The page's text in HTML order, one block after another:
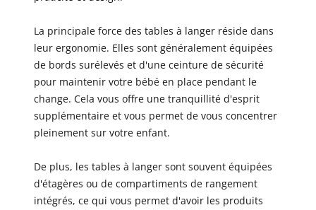
La principale force des tables à langer réside dans
leur ergonomie. Elles sont généralement équipées
de bords surélevés et d'une ceinture de sécurité
pour maintenir votre bébé en place pendant le
change. Cela vous offre une tranquillité d'esprit
supplémentaire et vous permet de vous concentrer
pleinement sur votre enfant.
De plus, les tables à langer sont souvent équipées
d'étagères ou de compartiments de rangement
intégrés, ce qui vous permet d'avoir les produits